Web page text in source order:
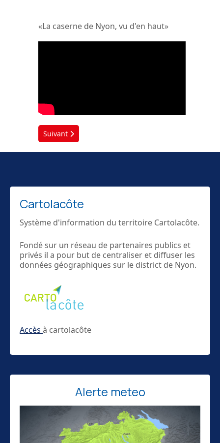
«La caserne de Nyon, vu d'en haut»
Article suivant : Caserne de Bonmont
Suivant
Cartolacôte
Système d'information du territoire Cartolacôte.
Fondé sur un réseau de partenaires publics et
privés il a pour but de centraliser et diffuser les
données géographiques sur le district de Nyon.
Accès à cartolacôte
Alerte meteo